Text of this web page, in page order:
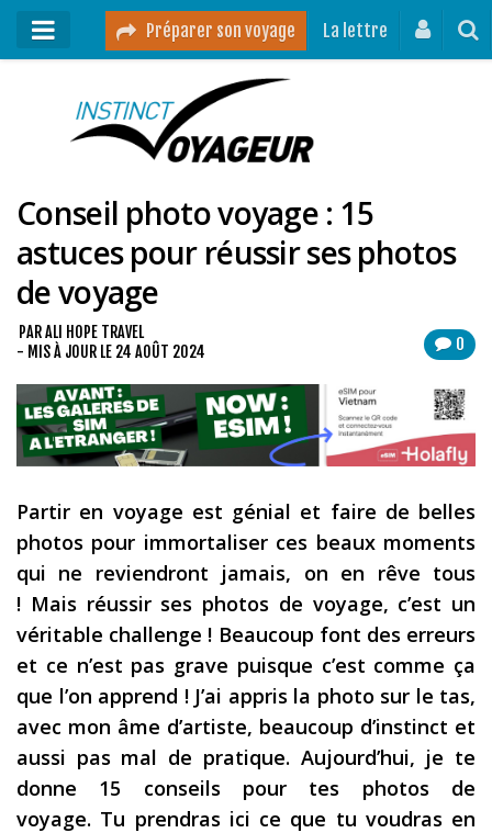
Préparer son voyage La lettre
Mon podcast
Destinations
Mes ressources pour voyager
Guides voyages
A propos
Mon journal de bord sur Instagram
Les derniers articles
Podcast
Préparer son voyage
Destinations
LA LETTRE
Outils pour voyageur
Sites utiles
Réserver un vol !
Conseil photo voyage : 15
astuces pour réussir ses photos
de voyage
0
PARALI HOPE TRAVEL
- MIS À JOUR LE 24 AOÛT 2024
Partir en voyage est génial et faire de belles
photos pour immortaliser ces beaux moments
qui ne reviendront jamais, on en rêve tous
! Mais réussir ses photos de voyage, c’est un
véritable challenge ! Beaucoup font des erreurs
et ce n’est pas grave puisque c’est comme ça
que l’on apprend ! J’ai appris la photo sur le tas,
avec mon âme d’artiste, beaucoup d’instinct et
aussi pas mal de pratique. Aujourd’hui, je te
donne 15 conseils pour tes photos de
voyage. Tu prendras ici ce que tu voudras en